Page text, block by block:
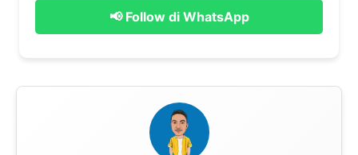
📢 Follow di WhatsApp